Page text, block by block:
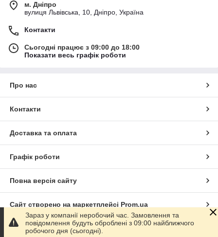
м. Дніпро
вулиця Львівська, 10, Дніпро, Україна
Контакти
Сьогодні працює з 09:00 до 18:00
Показати весь графік роботи
Про нас
Контакти
Доставка та оплата
Графік роботи
Повна версія сайту
Сайт створено на маркетплейсі Prom.ua
Політика конфіденційності
Зараз у компанії неробочий час. Замовлення та
повідомлення будуть оброблені з 09:00 найближчого
робочого дня (сьогодні).